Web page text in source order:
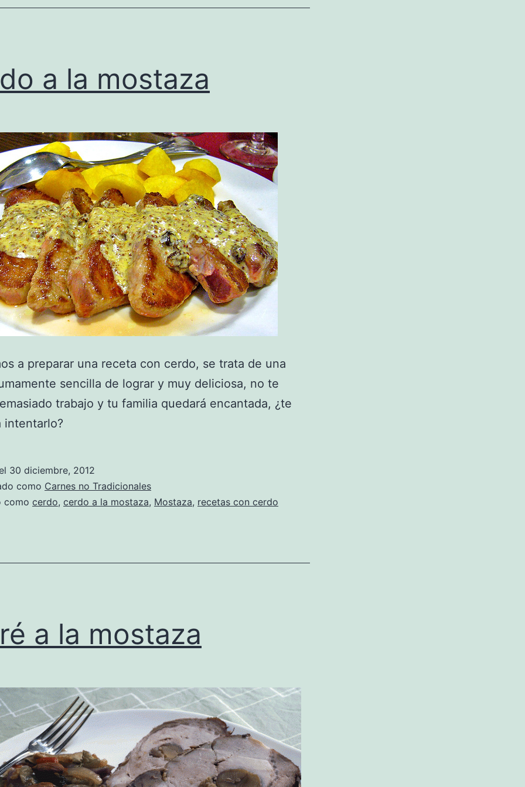
a la mostaza
a preparar una receta con cerdo, se trata de una
sencilla de lograr y muy deliciosa, no te
trabajo y tu familia quedará encantada, ¿te
intentarlo?
30 diciembre, 2012
como Carnes no Tradicionales
como cerdo, cerdo a la mostaza, Mostaza, recetas con cerdo
a la mostaza